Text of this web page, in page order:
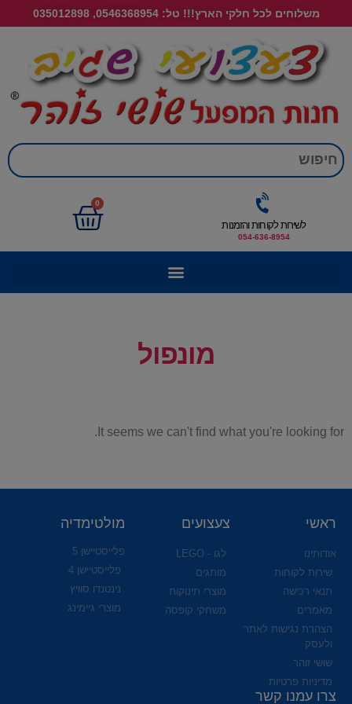
משלוחים לכל חלקי הארץ!!! טל: 0546368954, 035012898
לשירות לקוחות והזמנות
054-636-8954
0
מונפול
It seems we can't find what you're looking for.
ראשי
אודותינו
שירות לקוחות
תנאי רכישה
מאמרים
הצהרת נגישות לאתר
ולעסק
שושי זוהר
מדיניות פרטיות
צעצועים
לגו - LEGO
מותגים
מוצרי תינוקות
משחקי קופסה
מולטימדיה
פלייסטיישן 5
פלייסטיישן 4
נינטנדו סוויץ
מוצרי גיימינג
צרו עמנו קשר